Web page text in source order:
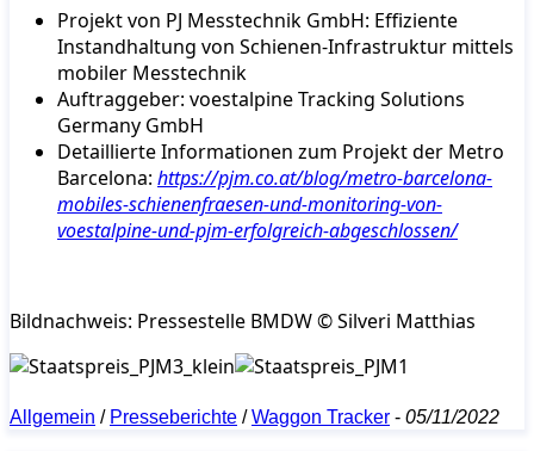
Projekt von PJ Messtechnik GmbH: Effiziente
Instandhaltung von Schienen-Infrastruktur mittels
mobiler Messtechnik
Auftraggeber: voestalpine Tracking Solutions
Germany GmbH
Detaillierte Informationen zum Projekt der Metro
Barcelona: https://pjm.co.at/blog/metro-barcelona-
mobiles-schienenfraesen-und-monitoring-von-
voestalpine-und-pjm-erfolgreich-abgeschlossen/
Bildnachweis: Pressestelle BMDW © Silveri Matthias
Allgemein / Presseberichte /Waggon Tracker - 05/11/2022